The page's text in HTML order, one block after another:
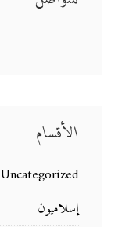
الأقسام
Uncategorized
إسلاميون